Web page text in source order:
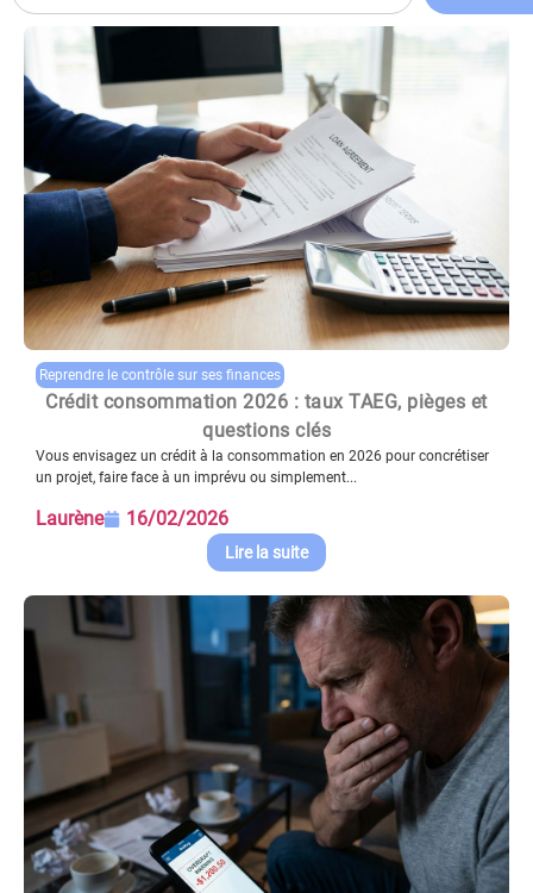
Reprendre le contrôle sur ses finances
Crédit consommation 2026 : taux TAEG, pièges et
questions clés
Vous envisagez un crédit à la consommation en 2026 pour concrétiser
un projet, faire face à un imprévu ou simplement...
Laurène 16/02/2026
Lire la suite